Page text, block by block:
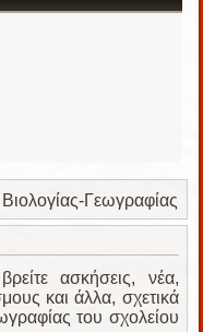
Γεωγραφίας
ασκήσεις, νέα,
και άλλα, σχετικά
του σχολείου